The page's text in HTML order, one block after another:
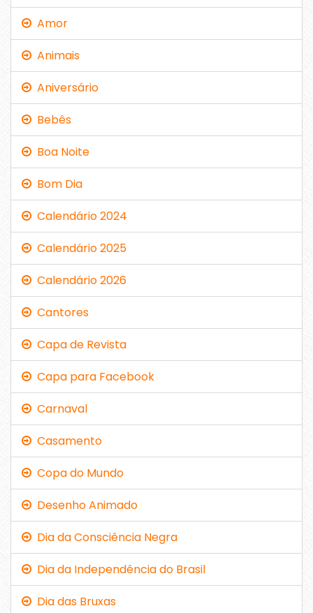
Amor
Animais
Aniversário
Bebês
Boa Noite
Bom Dia
Calendário 2024
Calendário 2025
Calendário 2026
Cantores
Capa de Revista
Capa para Facebook
Carnaval
Casamento
Copa do Mundo
Desenho Animado
Dia da Consciência Negra
Dia da Independência do Brasil
Dia das Bruxas